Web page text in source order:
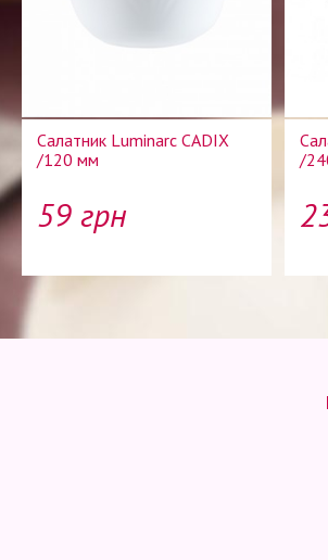
Салатник Luminarc CADIX
/120 мм
59 грн
/